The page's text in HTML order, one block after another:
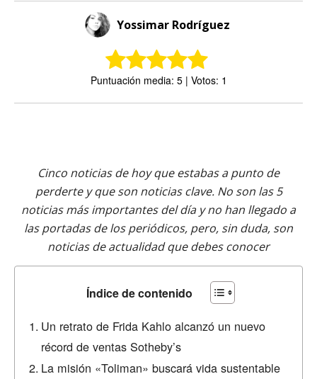
Yossimar Rodríguez
Puntuación media: 5 | Votos: 1
Cinco noticias de hoy que estabas a punto de
perderte y que son noticias clave. No son las 5
noticias más importantes del día y no han llegado a
las portadas de los periódicos, pero, sin duda, son
noticias de actualidad que debes conocer
Índice de contenido
Un retrato de Frida Kahlo alcanzó un nuevo
récord de ventas Sotheby’s
La misión «Toliman» buscará vida sustentable